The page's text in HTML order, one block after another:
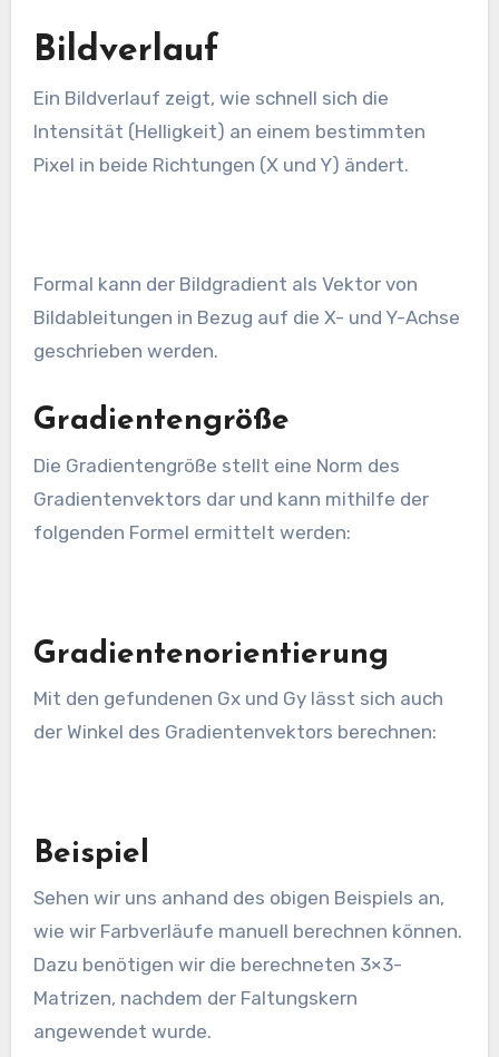
Bildverlauf
Ein Bildverlauf zeigt, wie schnell sich die
Intensität (Helligkeit) an einem bestimmten
Pixel in beide Richtungen (X und Y) ändert.
Formal kann der Bildgradient als Vektor von
Bildableitungen in Bezug auf die X- und Y-Achse
geschrieben werden.
Gradientengröße
Die Gradientengröße stellt eine Norm des
Gradientenvektors dar und kann mithilfe der
folgenden Formel ermittelt werden:
Gradientenorientierung
Mit den gefundenen Gx und Gy lässt sich auch
der Winkel des Gradientenvektors berechnen:
Beispiel
Sehen wir uns anhand des obigen Beispiels an,
wie wir Farbverläufe manuell berechnen können.
Dazu benötigen wir die berechneten 3×3-
Matrizen, nachdem der Faltungskern
angewendet wurde.